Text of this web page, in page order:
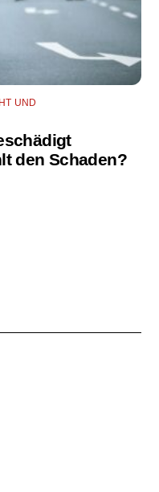
UND
den Schaden?